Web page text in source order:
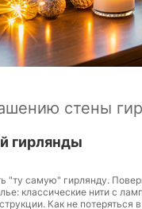
стены
гирлянды
самую" гирлянду.
классические нити с
Как не потеряться